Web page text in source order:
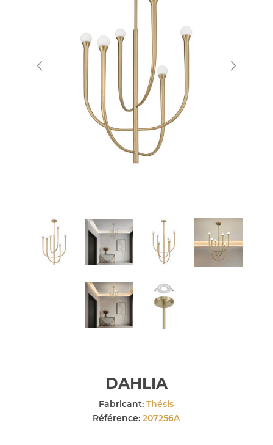
DAHLIA
Fabricant: Thésis
Référence: 207256A